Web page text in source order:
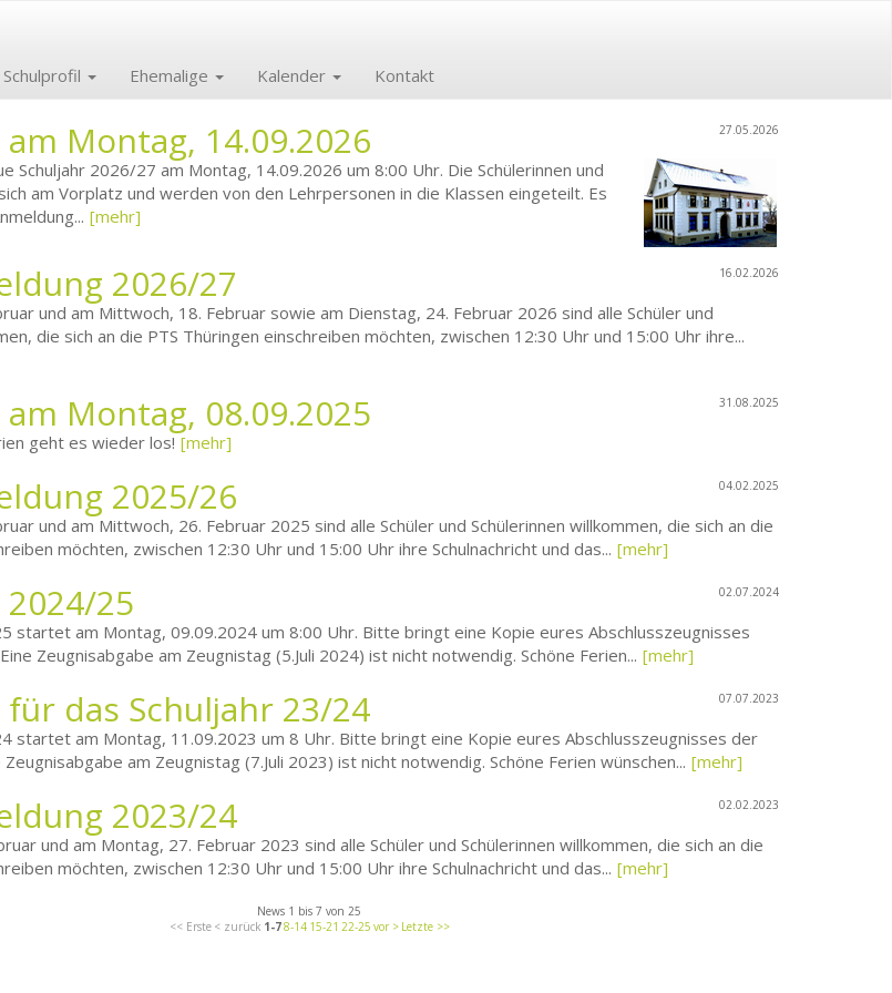
Schulprofil Ehemalige Kalender Kontakt
27.05.2026
Montag, 14.09.2026
Schuljahr 2026/27 am Montag, 14.09.2026 um 8:00 Uhr. Die Schülerinnen und
am Vorplatz und werden von den Lehrpersonen in die Klassen eingeteilt. Es
[mehr]
16.02.2026
2026/27
und am Mittwoch, 18. Februar sowie am Dienstag, 24. Februar 2026 sind alle Schüler und
die sich an die PTS Thüringen einschreiben möchten, zwischen 12:30 Uhr und 15:00 Uhr ihre...
31.08.2025
Montag, 08.09.2025
geht es wieder los! [mehr]
04.02.2025
2025/26
und am Mittwoch, 26. Februar 2025 sind alle Schüler und Schülerinnen willkommen, die sich an die
möchten, zwischen 12:30 Uhr und 15:00 Uhr ihre Schulnachricht und das... [mehr]
02.07.2024
25
startet am Montag, 09.09.2024 um 8:00 Uhr. Bitte bringt eine Kopie eures Abschlusszeugnisses
Zeugnisabgabe am Zeugnistag (5.Juli 2024) ist nicht notwendig. Schöne Ferien... [mehr]
07.07.2023
das Schuljahr 23/24
startet am Montag, 11.09.2023 um 8 Uhr. Bitte bringt eine Kopie eures Abschlusszeugnisses der
am Zeugnistag (7.Juli 2023) ist nicht notwendig. Schöne Ferien wünschen... [mehr]
02.02.2023
2023/24
und am Montag, 27. Februar 2023 sind alle Schüler und Schülerinnen willkommen, die sich an die
möchten, zwischen 12:30 Uhr und 15:00 Uhr ihre Schulnachricht und das... [mehr]
News 1 bis 7 von 25
<< Erste < zurück 1-78-14 15-21 22-25 vor > Letzte >>